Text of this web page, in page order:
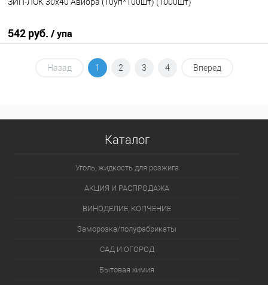
ЗИП-ЛОК 30х40 Авиора (10уп*100шт) (1000шт)
542 руб. / упа
В корзину
Назад 1 2 3 4 Вперед
Каталог
Уголь, жидкость для розжига
АКЦИЯ И РАСПРОДАЖА
ВИНОДЕЛИЕ, КОПЧЕНИЕ
Заморозка/полуфабрикаты
САД И ОГОРОД
Бытовая химия